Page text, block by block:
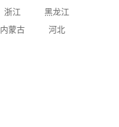
浙江
黑龙江
内蒙古
河北